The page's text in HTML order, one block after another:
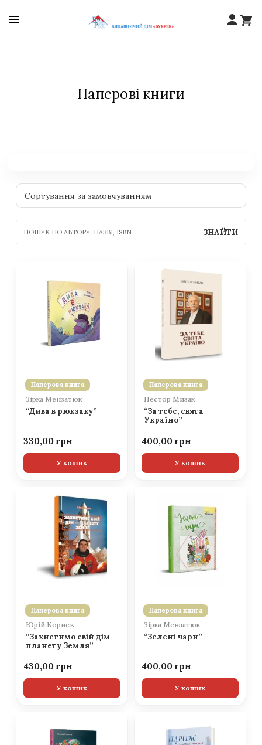
Паперові книги
ЗНАЙТИ
Паперова книга
Зірка Мензатюк
“Дива в рюкзаку”
330,00
У кошик
Паперова книга
Нестор Мизак
“За тебе, свята
Україно”
400,00
У кошик
Паперова книга
Юрій Корнєв
“Захистимо свій дім –
планету Земля”
430,00
У кошик
Паперова книга
Зірка Мензатюк
“Зелені чари”
400,00
У кошик